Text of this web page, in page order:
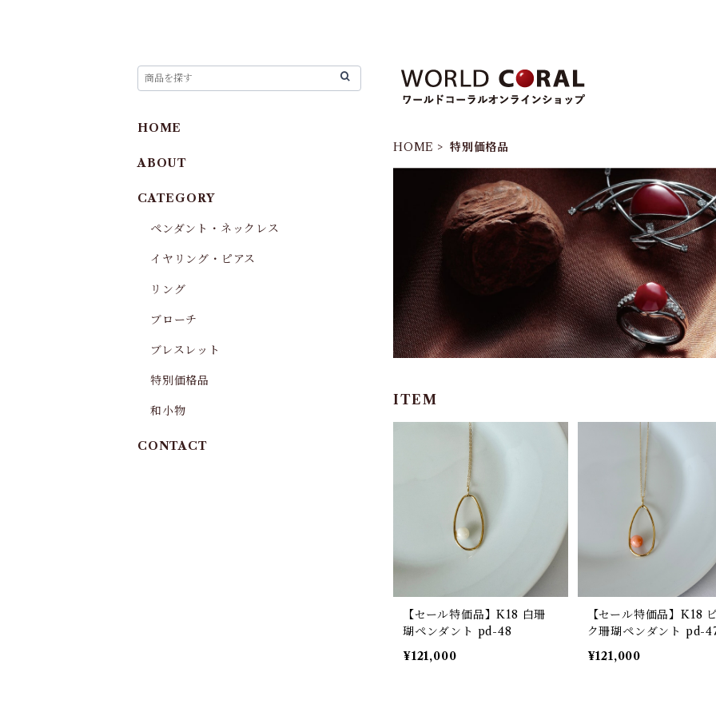
HOME 特別価格品
ITEM
【セール特価品】K18 白珊
瑚ペンダント pd-48
¥121,000
【セール特価品】K18
ク珊瑚ペンダント pd-
¥121,000
HOME
ABOUT
CATEGORY
ペンダント・ネックレス
イヤリング・ピアス
リング
ブローチ
ブレスレット
特別価格品
和小物
CONTACT